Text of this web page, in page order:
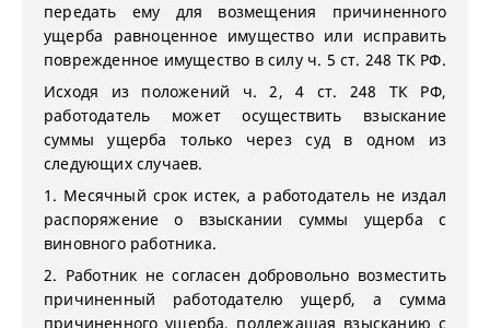
передать ему для возмещения причиненного
ущерба равноценное имущество или исправить
поврежденное имущество в силу ч. 5 ст. 248 ТК РФ.
Исходя из положений ч. 2, 4 ст. 248 ТК РФ,
работодатель может осуществить взыскание
суммы ущерба только через суд в одном из
следующих случаев.
1. Месячный срок истек, а работодатель не издал
распоряжение о взыскании суммы ущерба с
виновного работника.
2. Работник не согласен добровольно возместить
причиненный работодателю ущерб, а сумма
причиненного ущерба, подлежащая взысканию с